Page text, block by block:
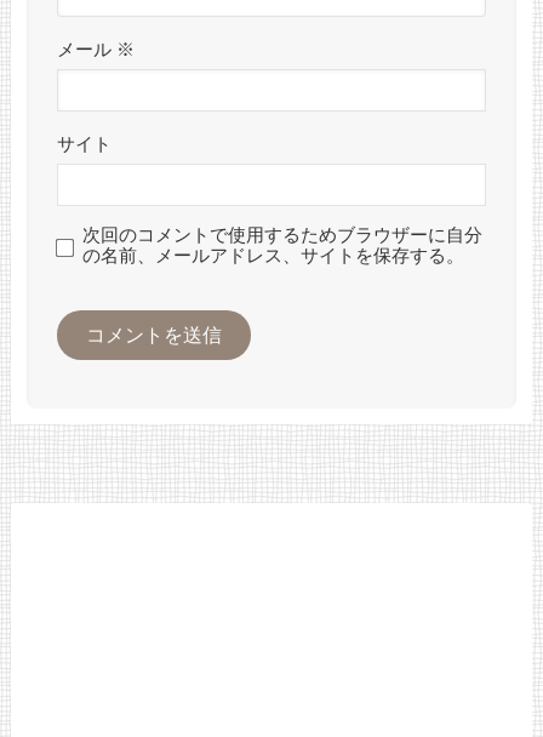
メール ※
サイト
次回のコメントで使用するためブラウザーに自分
の名前、メールアドレス、サイトを保存する。